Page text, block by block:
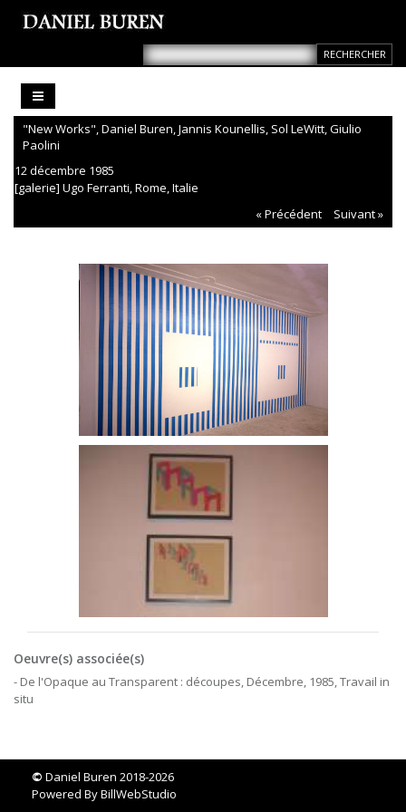
"New Works", Daniel Buren, Jannis Kounellis, Sol LeWitt, Giulio
Paolini
12 décembre 1985
[galerie] Ugo Ferranti, Rome, Italie
« Précédent
Suivant »
Oeuvre(s) associée(s)
- De l'Opaque au Transparent : découpes, Décembre, 1985, Travail in
situ
© Daniel Buren 2018-2026
Powered ByBillWebStudio